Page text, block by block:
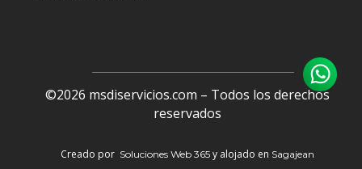
©2026 msdiservicios.com – Todos los derechos
reservados
Creado por Soluciones Web 365y alojado en Sagajean